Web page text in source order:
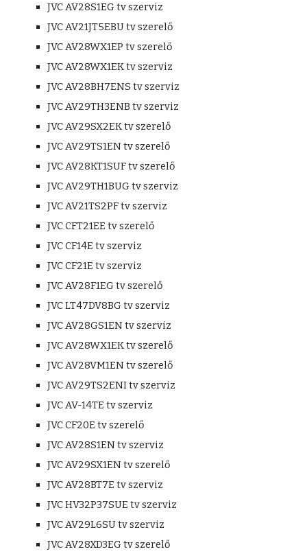
JVC AV28S1EG tv szerviz
JVC AV21JT5EBU tv szerelő
JVC AV28WX1EP tv szerelő
JVC AV28WX1EK tv szerviz
JVC AV28BH7ENS tv szerviz
JVC AV29TH3ENB tv szerviz
JVC AV29SX2EK tv szerelő
JVC AV29TS1EN tv szerelő
JVC AV28KT1SUF tv szerelő
JVC AV29TH1BUG tv szerviz
JVC AV21TS2PF tv szerviz
JVC CFT21EE tv szerelő
JVC CF14E tv szerviz
JVC CF21E tv szerviz
JVC AV28F1EG tv szerelő
JVC LT47DV8BG tv szerviz
JVC AV28GS1EN tv szerviz
JVC AV28WX1EK tv szerelő
JVC AV28VM1EN tv szerelő
JVC AV29TS2ENI tv szerviz
JVC AV-14TE tv szerviz
JVC CF20E tv szerelő
JVC AV28S1EN tv szerviz
JVC AV29SX1EN tv szerelő
JVC AV28BT7E tv szerviz
JVC HV32P37SUE tv szerviz
JVC AV29L6SU tv szerviz
JVC AV28XD3EG tv szerelő